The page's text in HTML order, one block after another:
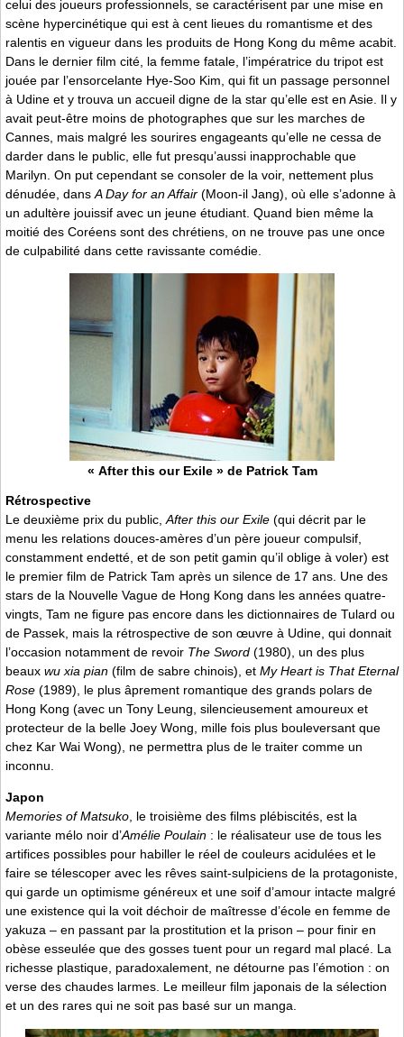
celui des joueurs professionnels, se caractérisent par une mise en
scène hypercinétique qui est à cent lieues du romantisme et des
ralentis en vigueur dans les produits de Hong Kong du même acabit.
Dans le dernier film cité, la femme fatale, l’impératrice du tripot est
jouée par l’ensorcelante Hye-Soo Kim, qui fit un passage personnel
à Udine et y trouva un accueil digne de la star qu’elle est en Asie. Il y
avait peut-être moins de photographes que sur les marches de
Cannes, mais malgré les sourires engageants qu’elle ne cessa de
darder dans le public, elle fut presqu’aussi inapprochable que
Marilyn. On put cependant se consoler de la voir, nettement plus
dénudée, dans A Day for an Affair (Moon-il Jang), où elle s’adonne à
un adultère jouissif avec un jeune étudiant. Quand bien même la
moitié des Coréens sont des chrétiens, on ne trouve pas une once
de culpabilité dans cette ravissante comédie.
« After this our Exile » de Patrick Tam
Rétrospective
Le deuxième prix du public, After this our Exile (qui décrit par le
menu les relations douces-amères d’un père joueur compulsif,
constamment endetté, et de son petit gamin qu’il oblige à voler) est
le premier film de Patrick Tam après un silence de 17 ans. Une des
stars de la Nouvelle Vague de Hong Kong dans les années quatre-
vingts, Tam ne figure pas encore dans les dictionnaires de Tulard ou
de Passek, mais la rétrospective de son œuvre à Udine, qui donnait
l’occasion notamment de revoir The Sword (1980), un des plus
beaux wu xia pian (film de sabre chinois), et My Heart is That Eternal
Rose (1989), le plus âprement romantique des grands polars de
Hong Kong (avec un Tony Leung, silencieusement amoureux et
protecteur de la belle Joey Wong, mille fois plus bouleversant que
chez Kar Wai Wong), ne permettra plus de le traiter comme un
inconnu.
Japon
Memories of Matsuko, le troisième des films plébiscités, est la
variante mélo noir d’Amélie Poulain : le réalisateur use de tous les
artifices possibles pour habiller le réel de couleurs acidulées et le
faire se télescoper avec les rêves saint-sulpiciens de la protagoniste,
qui garde un optimisme généreux et une soif d’amour intacte malgré
une existence qui la voit déchoir de maîtresse d’école en femme de
yakuza – en passant par la prostitution et la prison – pour finir en
obèse esseulée que des gosses tuent pour un regard mal placé. La
richesse plastique, paradoxalement, ne détourne pas l’émotion : on
verse des chaudes larmes. Le meilleur film japonais de la sélection
et un des rares qui ne soit pas basé sur un manga.